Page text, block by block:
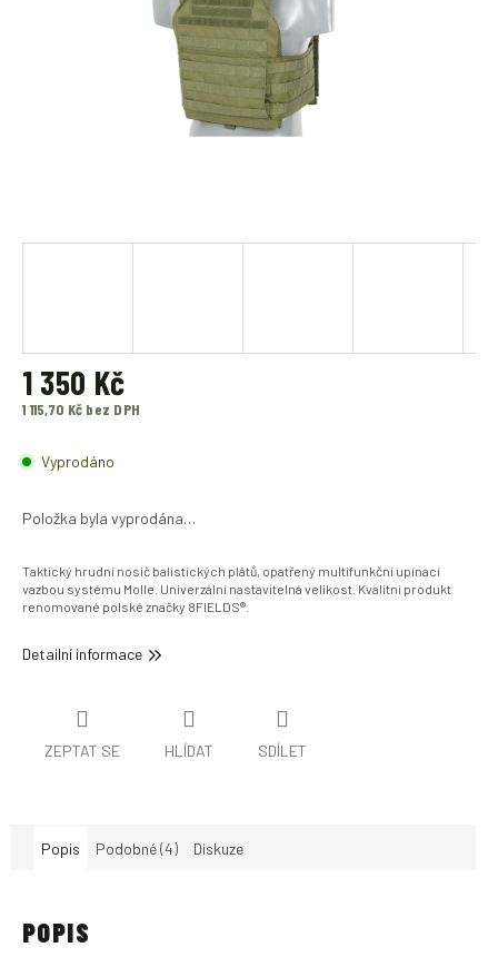
1 350 Kč
1 115,70 Kč bez DPH
cena:Vyprodáno
Položka byla vyprodána…
Taktický hrudní nosič balistických plátů, opatřený multifunkční upínací
vazbou systému Molle. Univerzální nastavitelná velikost. Kvalitní produkt
renomované polské značky 8FIELDS®.
Detailní informace
ZEPTAT SE HLÍDAT SDÍLET
Popis Podobné (4) Diskuze
POPIS